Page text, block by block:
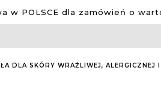
w POLSCE dla zamówień o
DLA SKÓRY WRAŻLIWEJ, ALERGICZNEJ